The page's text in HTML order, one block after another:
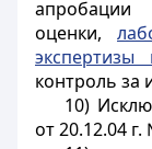
апробации
оценки,
экспертизы
контроль за
10)
от 20.12.04